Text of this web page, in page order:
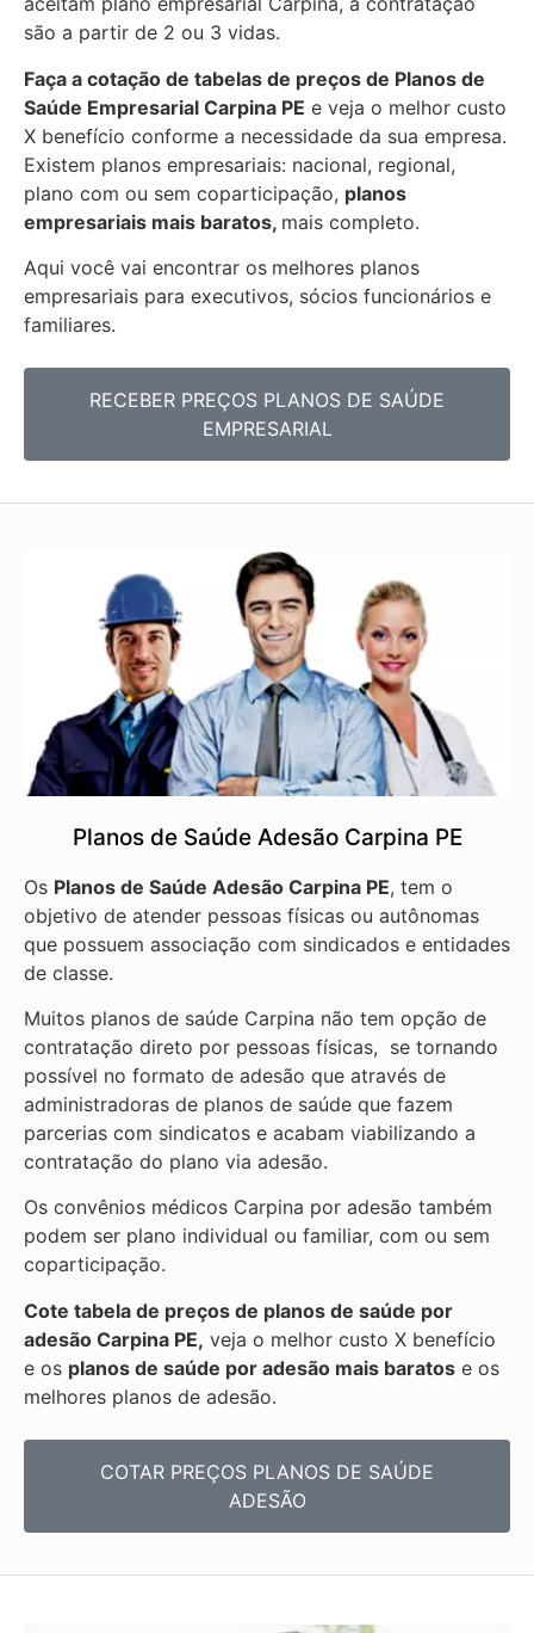
são a partir de 2 ou 3 vidas.
Faça a cotação de tabelas de preços de Planos de
Saúde Empresarial Carpina PE e veja o melhor custo
X benefício conforme a necessidade da sua empresa.
Existem planos empresariais: nacional, regional,
plano com ou sem coparticipação, planos
empresariais mais baratos, mais completo.
Aqui você vai encontrar os melhores planos
empresariais para executivos, sócios funcionários e
familiares.
RECEBER PREÇOS PLANOS DE SAÚDE
EMPRESARIAL
Planos de Saúde Adesão Carpina PE
Os Planos de Saúde Adesão Carpina PE, tem o
objetivo de atender pessoas físicas ou autônomas
que possuem associação com sindicados e entidades
de classe.
Muitos planos de saúde Carpina não tem opção de
contratação direto por pessoas físicas, se tornando
possível no formato de adesão que através de
administradoras de planos de saúde que fazem
parcerias com sindicatos e acabam viabilizando a
contratação do plano via adesão.
Os convênios médicos Carpina por adesão também
podem ser plano individual ou familiar, com ou sem
coparticipação.
Cote tabela de preços de planos de saúde por
adesão Carpina PE, veja o melhor custo X benefício
e os planos de saúde por adesão mais baratos e os
melhores planos de adesão.
COTAR PREÇOS PLANOS DE SAÚDE
ADESÃO